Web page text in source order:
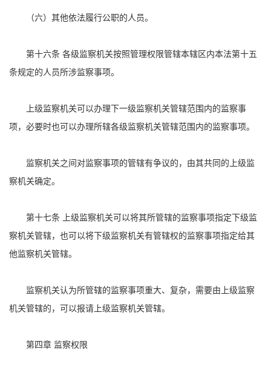
（六）其他依法履行公职的人员。
第十六条 各级监察机关按照管理权限管辖本辖区内本法第十五
条规定的人员所涉监察事项。
上级监察机关可以办理下一级监察机关管辖范围内的监察事
项，必要时也可以办理所辖各级监察机关管辖范围内的监察事项。
监察机关之间对监察事项的管辖有争议的，由其共同的上级监
察机关确定。
第十七条 上级监察机关可以将其所管辖的监察事项指定下级监
察机关管辖，也可以将下级监察机关有管辖权的监察事项指定给其
他监察机关管辖。
监察机关认为所管辖的监察事项重大、复杂，需要由上级监察
机关管辖的，可以报请上级监察机关管辖。
第四章 监察权限